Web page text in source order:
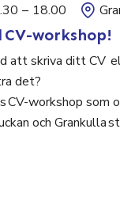
– 18.00
workshop!
att skriva ditt CV
det?
CV-workshop som
och Grankulla